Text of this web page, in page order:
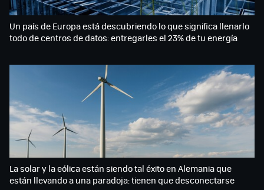
Un país de Europa está descubriendo lo que significa llenarlo
todo de centros de datos: entregarles el 23% de tu energía
La solar y la eólica están siendo tal éxito en Alemania que
están llevando a una paradoja: tienen que desconectarse